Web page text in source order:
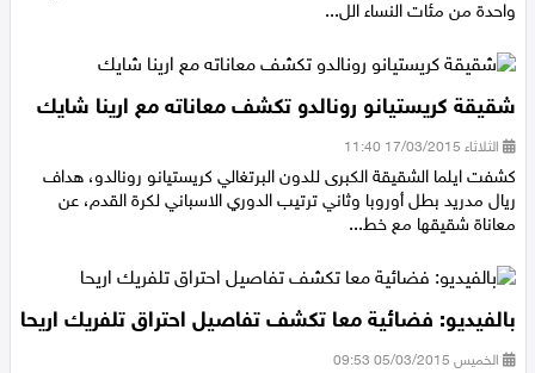
الإسلامية" شقيقها وباعوها لثلاثة رجال لاستعبادها جنسياً. سامية هي
شقيقة كريستيانو رونالدو تكشف معاناته مع ارينا شايك
الثلاثاء 17/03/2015 11:40
كشفت ايلما الشقيقة الكبرى للدون البرتغالي كريستيانو رونالدو، هداف
ريال مدريد بطل أوروبا وثاني ترتيب الدوري الاسباني لكرة القدم، عن
بالفيديو: فضائية معا تكشف تفاصيل احتراق تلفريك اريحا